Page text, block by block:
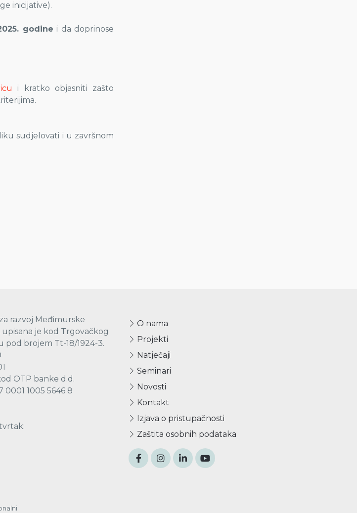
inicijative).
godine i da doprinose
i kratko objasniti zašto
sudjelovati i u završnom
razvoj Međimurske
upisana je kod Trgovačkog
pod brojem Tt-18/1924-3.
OTP banke d.d.
0001 1005 5646 8
O nama
Projekti
Natječaji
Seminari
Novosti
Kontakt
Izjava o pristupačnosti
Zaštita osobnih podataka